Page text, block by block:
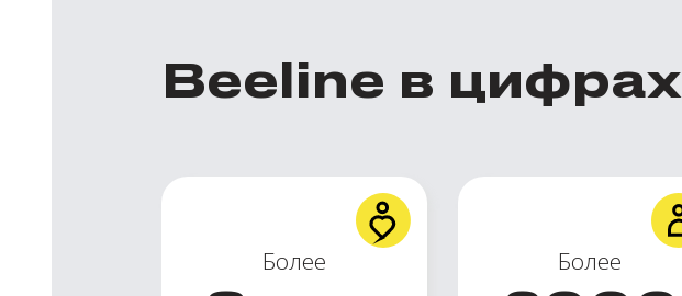
Beeline в цифрах
Более Более